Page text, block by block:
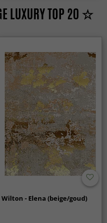
LUXURY TOP 20 ☆
Wilton - Elena (beige/goud)